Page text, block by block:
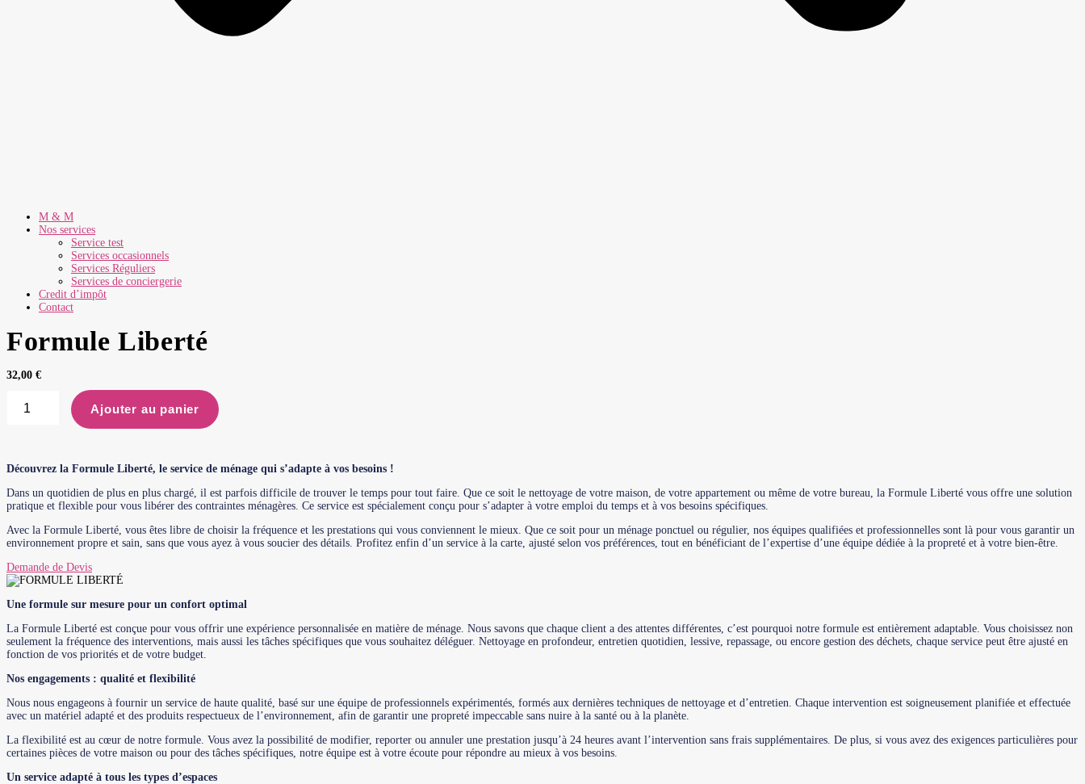
M & M
Nos services
Service test
Services occasionnels
Services Réguliers
Services de conciergerie
Credit d’impôt
Contact
Formule Liberté
32,00 €
Ajouter au panier
Découvrez la Formule Liberté, le service de ménage qui s’adapte à vos besoins !
Dans un quotidien de plus en plus chargé, il est parfois difficile de trouver le temps pour tout faire. Que ce soit le nettoyage de votre maison, de votre appartement ou même de votre bureau, la Formule Liberté vous offre une solution
pratique et flexible pour vous libérer des contraintes ménagères. Ce service est spécialement conçu pour s’adapter à votre emploi du temps et à vos besoins spécifiques.
Avec la Formule Liberté, vous êtes libre de choisir la fréquence et les prestations qui vous conviennent le mieux. Que ce soit pour un ménage ponctuel ou régulier, nos équipes qualifiées et professionnelles sont là pour vous garantir un
environnement propre et sain, sans que vous ayez à vous soucier des détails. Profitez enfin d’un service à la carte, ajusté selon vos préférences, tout en bénéficiant de l’expertise d’une équipe dédiée à la propreté et à votre bien-être.
Demande de Devis
Une formule sur mesure pour un confort optimal
La Formule Liberté est conçue pour vous offrir une expérience personnalisée en matière de ménage. Nous savons que chaque client a des attentes différentes, c’est pourquoi notre formule est entièrement adaptable. Vous choisissez non
seulement la fréquence des interventions, mais aussi les tâches spécifiques que vous souhaitez déléguer. Nettoyage en profondeur, entretien quotidien, lessive, repassage, ou encore gestion des déchets, chaque service peut être ajusté en
fonction de vos priorités et de votre budget.
Nos engagements : qualité et flexibilité
Nous nous engageons à fournir un service de haute qualité, basé sur une équipe de professionnels expérimentés, formés aux dernières techniques de nettoyage et d’entretien. Chaque intervention est soigneusement planifiée et effectuée
avec un matériel adapté et des produits respectueux de l’environnement, afin de garantir une propreté impeccable sans nuire à la santé ou à la planète.
La flexibilité est au cœur de notre formule. Vous avez la possibilité de modifier, reporter ou annuler une prestation jusqu’à 24 heures avant l’intervention sans frais supplémentaires. De plus, si vous avez des exigences particulières pour
certaines pièces de votre maison ou pour des tâches spécifiques, notre équipe est à votre écoute pour répondre au mieux à vos besoins.
Un service adapté à tous les types d’espaces